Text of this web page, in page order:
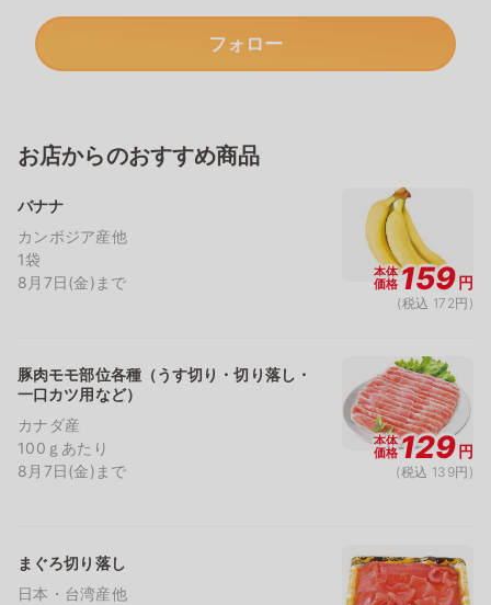
フォロー
お店からのおすすめ商品
バナナ
カンボジア産他
1袋
8月7日(金)まで
本体
価格159円
(税込 172円)
豚肉モモ部位各種（うす切り・切り落し・
一口カツ用など）
カナダ産
100ｇあたり
8月7日(金)まで
本体
価格129円
(税込 139円)
まぐろ切り落し
日本・台湾産他